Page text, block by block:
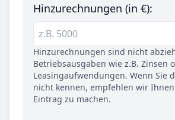
Hinzurechnungen (in €):
Hinzurechnungen sind nicht
Betriebsausgaben wie z.B. Zinsen
Leasingaufwendungen. Wenn Sie
nicht kennen, empfehlen wir
Eintrag zu machen.